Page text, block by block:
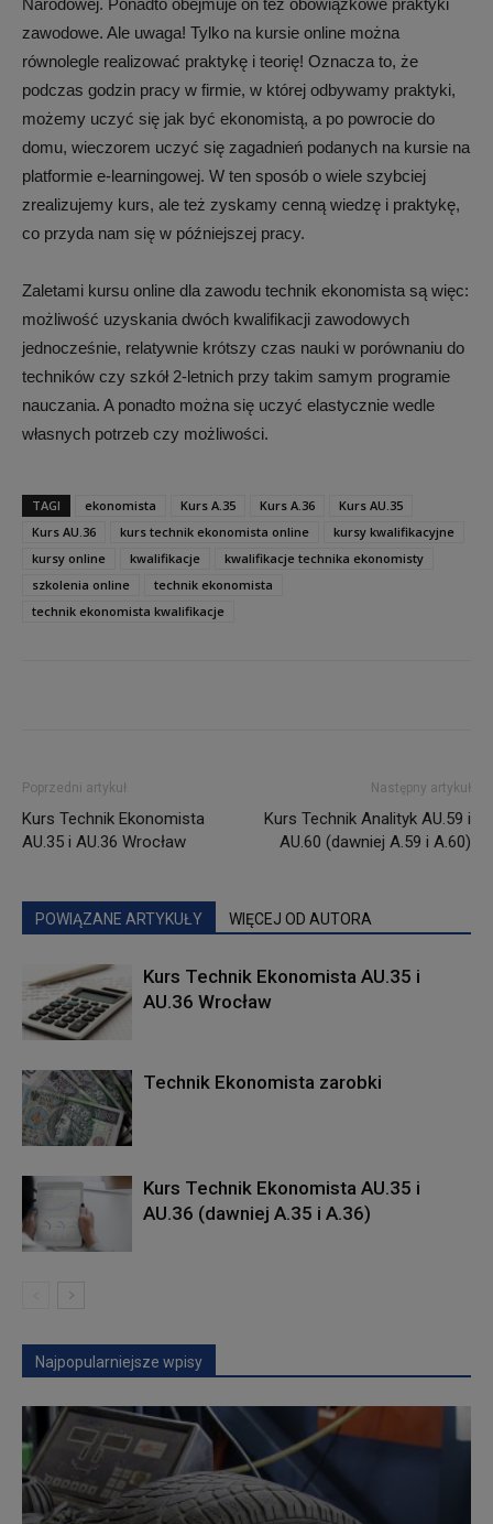
Narodowej. Ponadto obejmuje on też obowiązkowe praktyki
zawodowe. Ale uwaga! Tylko na kursie online można
równolegle realizować praktykę i teorię! Oznacza to, że
podczas godzin pracy w firmie, w której odbywamy praktyki,
możemy uczyć się jak być ekonomistą, a po powrocie do
domu, wieczorem uczyć się zagadnień podanych na kursie na
platformie e-learningowej. W ten sposób o wiele szybciej
zrealizujemy kurs, ale też zyskamy cenną wiedzę i praktykę,
co przyda nam się w późniejszej pracy.
Zaletami kursu online dla zawodu technik ekonomista są więc:
możliwość uzyskania dwóch kwalifikacji zawodowych
jednocześnie, relatywnie krótszy czas nauki w porównaniu do
techników czy szkół 2-letnich przy takim samym programie
nauczania. A ponadto można się uczyć elastycznie wedle
własnych potrzeb czy możliwości.
TAGI ekonomista Kurs A.35 Kurs A.36
Kurs AU.35
Kurs AU.36
kurs technik ekonomista online
kursy kwalifikacyjne
kursy online
kwalifikacje
kwalifikacje technika ekonomisty
szkolenia online
technik ekonomista
technik ekonomista kwalifikacje
Poprzedni artykuł
Kurs Technik Ekonomista
AU.35 i AU.36 Wrocław
Następny artykuł
Kurs Technik Analityk AU.59 i
AU.60 (dawniej A.59 i A.60)
POWIĄZANE ARTYKUŁY WIĘCEJ OD AUTORA
Kurs Technik Ekonomista AU.35 i
AU.36 Wrocław
Technik Ekonomista zarobki
Kurs Technik Ekonomista AU.35 i
AU.36 (dawniej A.35 i A.36)
Najpopularniejsze wpisy